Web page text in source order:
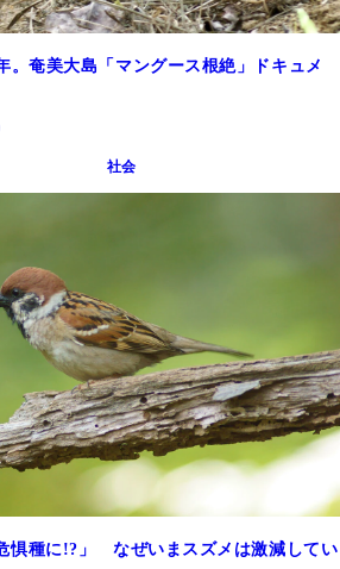
。奄美大島「マングース根絶」ドキュメ
社会
惧種に!?」 なぜいまスズメは激減してい